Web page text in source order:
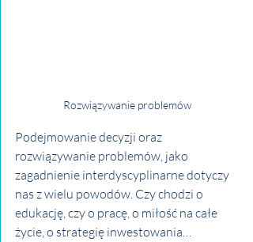
Rozwiązywanie problemów
Podejmowanie decyzji oraz
rozwiązywanie problemów, jako
zagadnienie interdyscyplinarne dotyczy
nas z wielu powodów. Czy chodzi o
edukację, czy o pracę, o miłość na całe
życie, o strategię inwestowania…